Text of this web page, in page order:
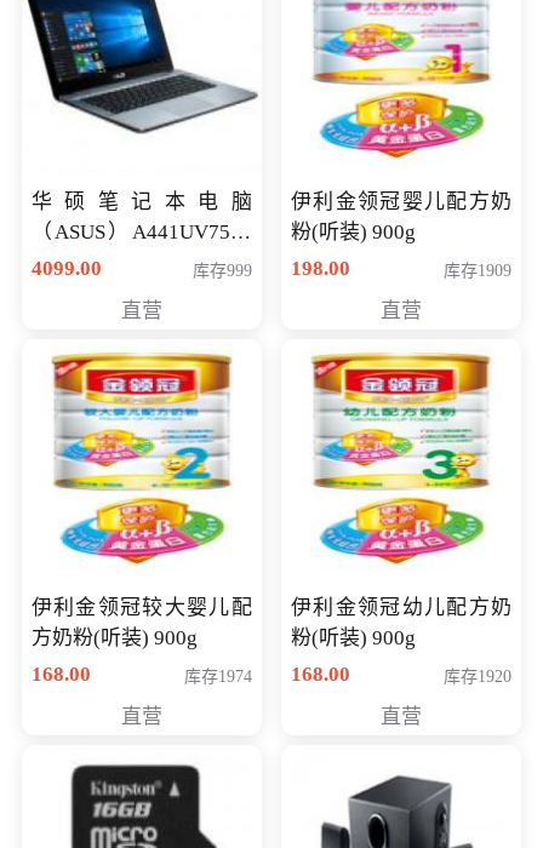
华硕笔记本电脑
（ASUS）A441UV7500
顽石（7代i7-7500U 4G
4099.00 库存999
直营
伊利金领冠婴儿配方奶
粉(听装) 900g
198.00
库存1909
直营
伊利金领冠较大婴儿配
方奶粉(听装) 900g
168.00
库存1974
直营
伊利金领冠幼儿配方奶
粉(听装) 900g
168.00
库存1920
直营